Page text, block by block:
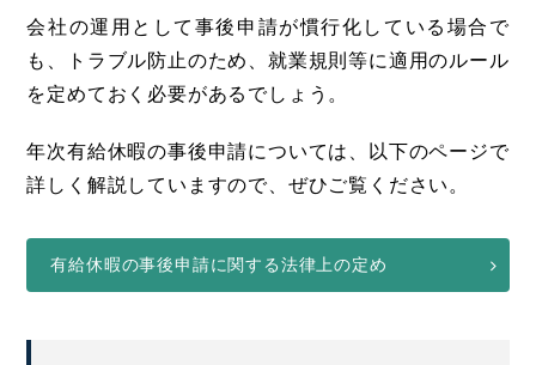
会社の運用として事後申請が慣行化している場合で
も、トラブル防止のため、就業規則等に適用のルール
を定めておく必要があるでしょう。
年次有給休暇の事後申請については、以下のページで
詳しく解説していますので、ぜひご覧ください。
有給休暇の事後申請に関する法律上の定め